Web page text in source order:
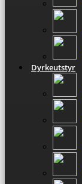
Dyrkeutstyr